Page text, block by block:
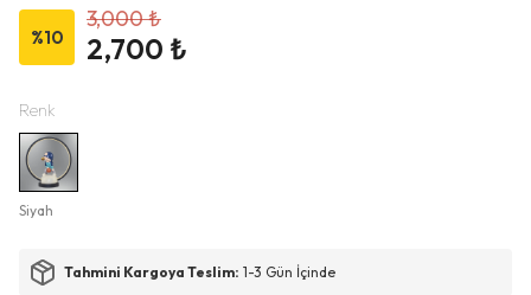
%10
3,000 ₺
2,700 ₺
Renk
Siyah
Tahmini Kargoya Teslim: 1-3 Gün İçinde